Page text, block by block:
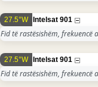
27.5°W Intelsat 901
Fid të rastësishëm, frekuencë
27.5°W Intelsat 901
Fid të rastësishëm, frekuencë